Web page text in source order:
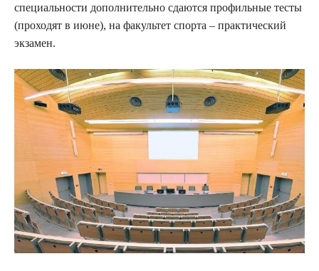
специальности дополнительно сдаются профильные тесты
(проходят в июне), на факультет спорта – практический
экзамен.